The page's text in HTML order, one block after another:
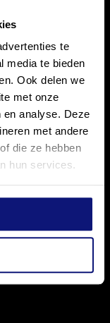
te
media te bieden
Ook delen we
met onze
analyse. Deze
met andere
die ze hebben
hun services.